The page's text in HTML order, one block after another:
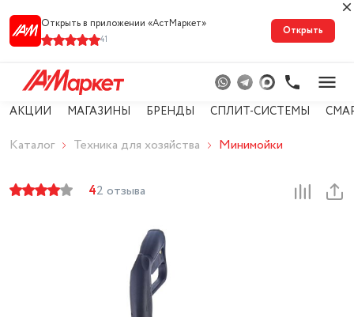
Открыть в приложении «АстМарке‪т‬»
41
Открыть
АКЦИИ МАГАЗИНЫ БРЕНДЫ СПЛИТ-СИСТЕМЫ
Каталог Техника для хозяйства Минимойки
42 отзыва